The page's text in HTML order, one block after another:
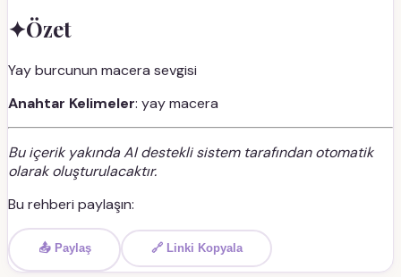
✦Özet
Yay burcunun macera sevgisi
Anahtar Kelimeler: yay macera
Bu içerik yakında AI destekli sistem tarafından otomatik
olarak oluşturulacaktır.
Bu rehberi paylaşın:
📤 Paylaş 🔗 Linki Kopyala